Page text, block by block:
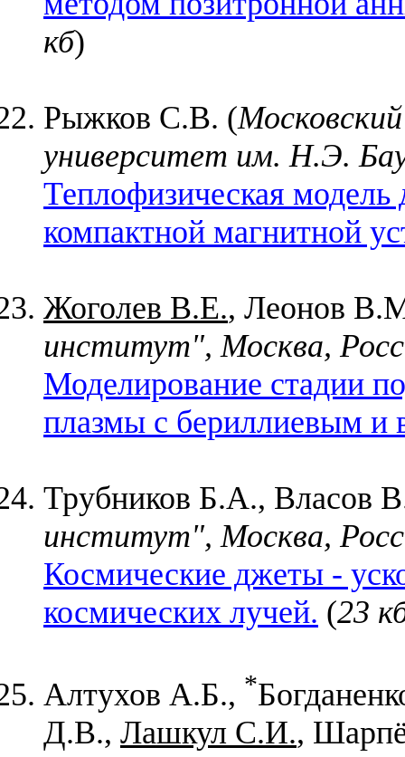
кб)
Рыжков С.В. (
университет им. Н.Э.
Теплофизическая модель
компактной магнитной
Жоголев В.Е., Леонов
институт", Москва,
Моделирование стадии
плазмы с бериллиевым
Трубников Б.А., Власов
институт", Москва,
Космические джеты -
космических лучей. (23
Алтухов А.Б., *
Д.В., Лашкул С.И.,